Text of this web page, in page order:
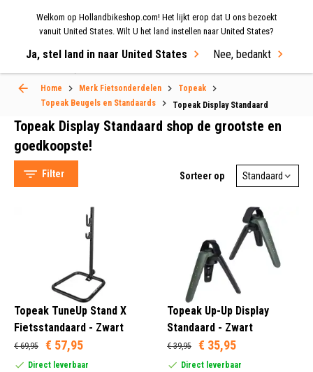
Welkom op Hollandbikeshop.com! Het lijkt erop dat U ons bezoekt
vanuit United States. Wilt U het land instellen naar United States?
Ja, stel land in naar United States Nee, bedankt
Home Merk Fietsonderdelen
Topeak
Topeak Beugels en Standaards
Topeak Display Standaard
Topeak Display Standaard
Topeak (7)
Frame (1)
Topeak Display Standaard shop de grootste en
goedkoopste!
Filter Sorteer op
Topeak TuneUp Stand X
Fietsstandaard - Zwart
€ 69,95 € 57,95
Direct leverbaar
Topeak Up-Up Display
Standaard - Zwart
€ 39,95 € 35,95
Direct leverbaar